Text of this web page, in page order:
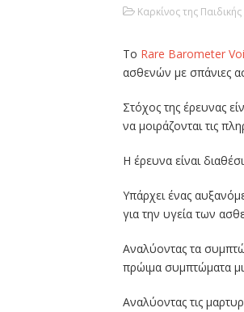
Καρκίνος της Παιδικής
Το Rare Barometer
ασθενών με σπάνιες
Στόχος της έρευνας
να μοιράζονται τις
Η έρευνα είναι
Υπάρχει ένας
για την υγεία των
Αναλύοντας τα
πρώιμα συμπτώματα
Αναλύοντας τις